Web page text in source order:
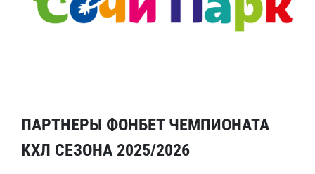
ПАРТНЕРЫ ФОНБЕТ ЧЕМПИОНАТА
КХЛ СЕЗОНА 2025/2026